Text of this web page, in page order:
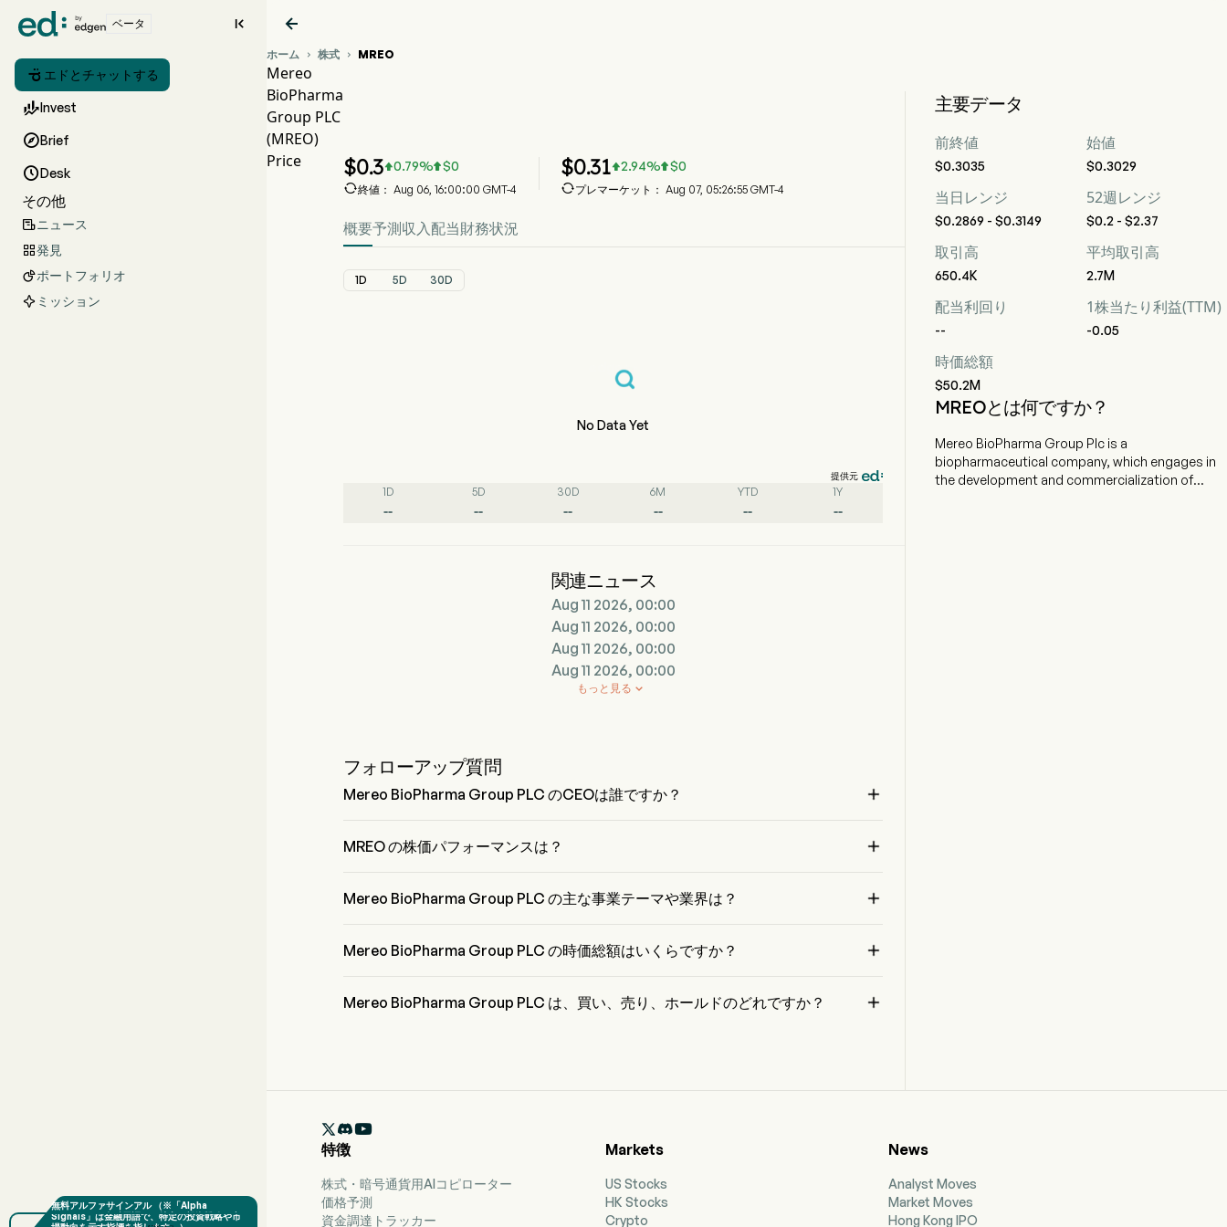
ベータ 
 エドとチャットする
Invest
Brief
Desk
その他
ニュース
発見
ポートフォリオ
ミッション

ホーム  株式  MREO
Mereo
BioPharma
Group PLC
(MREO)
Price
$0.30.79% $0
終値： Aug 06, 16:00:00 GMT-4
$0.312.94% $0
プレマーケット： Aug 07, 05:26:55 GMT-4
概要予測 収入 配当財務状況
1D 5D 30D
No Data Yet
提供元
1D
--
5D
--
30D
--
6M
--
YTD
--
1Y
--
関連ニュース
Aug 11 2026, 00:00
Aug 11 2026, 00:00
Aug 11 2026, 00:00
Aug 11 2026, 00:00

もっと見る
フォローアップ質問
Mereo BioPharma Group PLC のCEOは誰ですか？ 
Officer で、2015 から在籍しています。
MREO の株価パフォーマンスは？ 
Mereo BioPharma Group PLC の主な事業テーマや業界は？ 
属しています。
Mereo BioPharma Group PLC の時価総額はいくらですか？ 
Mereo BioPharma Group PLC は、買い、売り、ホールドのどれですか？ 
主要データ
前終値
$0.3035
始値
$0.3029
当日レンジ
$0.2869 - $0.3149
52週レンジ
$0.2 - $2.37
取引高
650.4K
平均取引高
2.7M
配当利回り
--
1株当たり利益(TTM)
-0.05
時価総額
$50.2M
MREOとは何ですか？
Mereo BioPharma Group Plc is a
biopharmaceutical company, which engages in
the development and commercialization of

特徴
株式・暗号通貨用AIコピローター
価格予測
資金調達トラッカー
Markets
US Stocks
HK Stocks
Crypto
News
Analyst Moves
Market Moves
Hong Kong IPO